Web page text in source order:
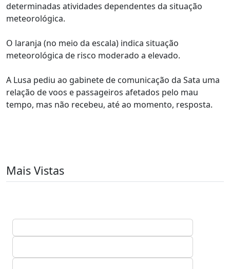
determinadas atividades dependentes da situação
meteorológica.
O laranja (no meio da escala) indica situação
meteorológica de risco moderado a elevado.
A Lusa pediu ao gabinete de comunicação da Sata uma
relação de voos e passageiros afetados pelo mau
tempo, mas não recebeu, até ao momento, resposta.
Mais Vistas